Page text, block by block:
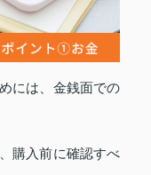
には、金銭面での
購入前に確認すべ